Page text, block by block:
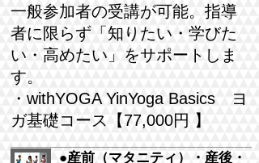
​一般参加者の受講が可能。指導
者に限らず「知りたい・学びた
い・高めたい」をサポートしま
す。
・withYOGA YinYoga Basics ヨ
ガ基礎コース【77,000円 】
●産前（マタニティ）・産後・